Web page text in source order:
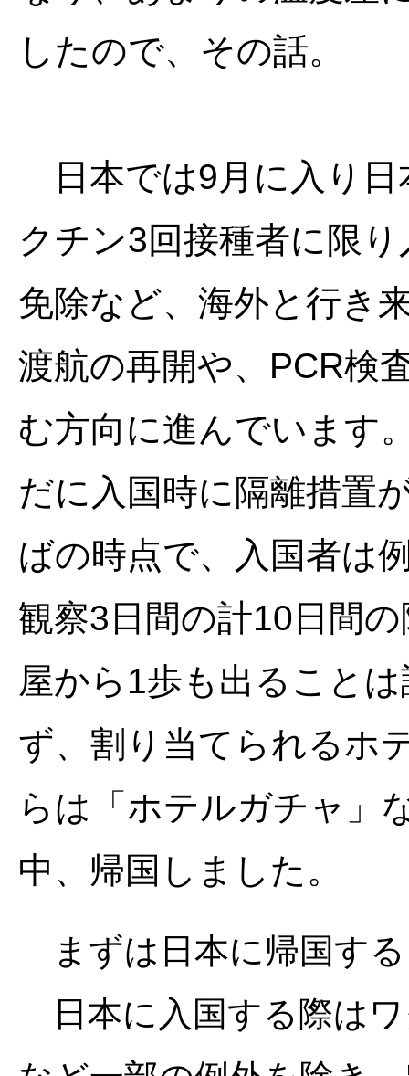
したので、その話。
日本では9月に入り日
クチン3回接種者に限
免除など、海外と行き
渡航の再開や、PCR検
む方向に進んでいます
だに入国時に隔離措置
ばの時点で、入国者は
観察3日間の計10日間
屋から1歩も出ること
ず、割り当てられるホ
らは「ホテルガチャ」
中、帰国しました。
まずは日本に帰国す
日本に入国する際は